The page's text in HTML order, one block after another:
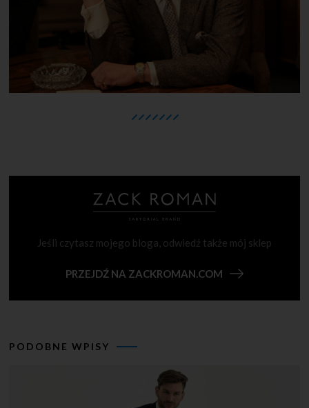
Jeśli czytasz mojego bloga, odwiedź także mój sklep
PRZEJDŹ NA ZACKROMAN.COM
PODOBNE WPISY